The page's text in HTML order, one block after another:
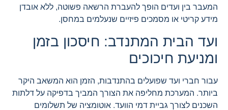
המעבר בין ועדים הופך להעברת הרשאה פשוטה, ללא אובדן
מידע קריטי או מסמכים פיזיים שנעלמים במחסן.
ועד הבית המתנדב: חיסכון בזמן
ומניעת חיכוכים
עבור חברי ועד שפועלים בהתנדבות, הזמן הוא המשאב היקר
ביותר. המערכת מחליפה את הצורך המביך בדפיקה על דלתות
השכנים לצורך גביית דמי הוועד. אוטומציה של תשלומים